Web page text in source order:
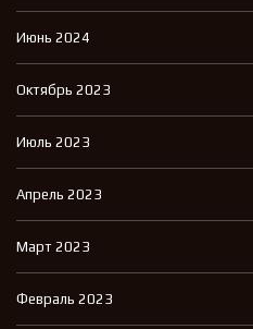
Июнь 2024
Октябрь 2023
Июль 2023
Апрель 2023
Март 2023
Февраль 2023